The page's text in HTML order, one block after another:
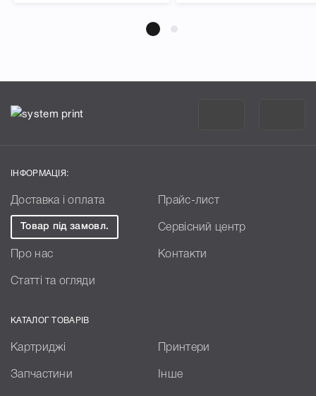
ІНФОРМАЦІЯ:
Доставка і оплата Прайс-лист
Товар під замовл. Сервісний центр
Про нас Контакти
Статті та огляди
КАТАЛОГ ТОВАРІВ
Картриджі Принтери
Запчастини Інше